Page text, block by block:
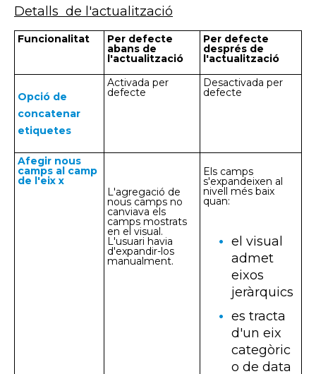
Detalls de l'actualització
Funcionalitat Per defecte
abans de
l'actualització
Per defecte
després de
l'actualització
Opció de
concatenar
etiquetes
Activada per
defecte
Desactivada per
defecte
Afegir nous
camps al camp
de l'eix x
L'agregació de
nous camps no
canviava els
camps mostrats
en el visual.
L'usuari havia
d'expandir-los
manualment.
Els camps
s'expandeixen al
nivell més baix
quan:
el visual
admet
eixos
jeràrquics
es tracta
d'un eix
categòric
o de data